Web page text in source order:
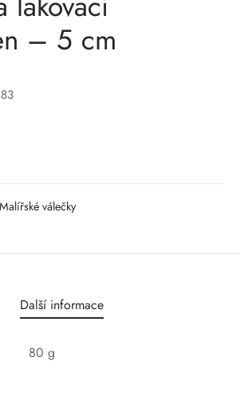
– 5 cm
válečky
Další informace
80 g